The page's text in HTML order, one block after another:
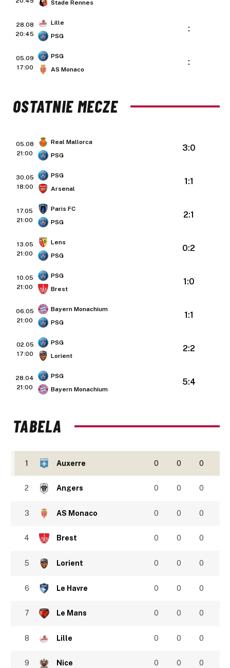
Stade Rennes
28.08
20:45
Lille
PSG
:
05.09
17:00
PSG
AS Monaco
:
OSTATNIE MECZE
05.08
21:00
Real Mallorca
PSG
3:0
30.05
18:00
PSG
Arsenal
1:1
17.05
21:00
Paris FC
PSG
2:1
13.05
21:00
Lens
PSG
0:2
10.05
21:00
PSG
Brest
1:0
06.05
21:00
Bayern Monachium
PSG
1:1
02.05
17:00
PSG
Lorient
2:2
28.04
21:00
PSG
Bayern Monachium
5:4
TABELA
1 Auxerre 0 0 0
2 Angers 0 0 0
3 AS Monaco 0 0 0
4 Brest 0 0 0
5 Lorient 0 0 0
6 Le Havre 0 0 0
7 Le Mans 0 0 0
8 Lille 0 0 0
9 Nice 0 0 0